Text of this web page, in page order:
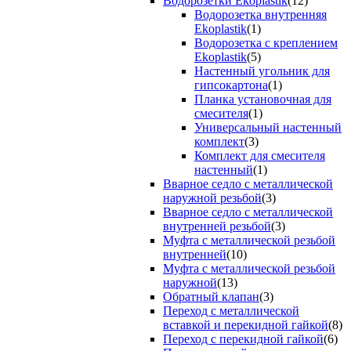
Водорозетка внутренняя
Ekoplastik(1)
Водорозетка с креплением
Ekoplastik(5)
Настенный угольник для
гипсокартона(1)
Планка установочная для
смесителя(1)
Универсальный настенный
комплект(3)
Комплект для смесителя
настенный(1)
Вварное седло с металлической
наружной резьбой(3)
Вварное седло с металлической
внутренней резьбой(3)
Муфта с металлической резьбой
внутренней(10)
Муфта с металлической резьбой
наружной(13)
Обратный клапан(3)
Переход с металлической
вставкой и перекидной гайкой(8)
Переход с перекидной гайкой(6)